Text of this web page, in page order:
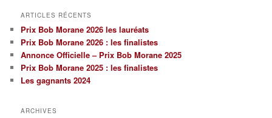
ARTICLES RÉCENTS
Prix Bob Morane 2026 les lauréats
Prix Bob Morane 2026 : les finalistes
Annonce Officielle – Prix Bob Morane 2025
Prix Bob Morane 2025 : les finalistes
Les gagnants 2024
ARCHIVES